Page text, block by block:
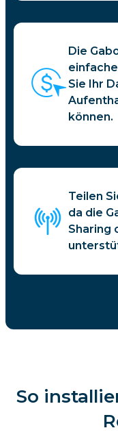
Die
Sie Ihr
können.
Teilen
da die
Sharing
So